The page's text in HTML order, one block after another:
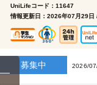
UniLifeコード：11647
情報更新日：2026年07月29日
募集中 2026/